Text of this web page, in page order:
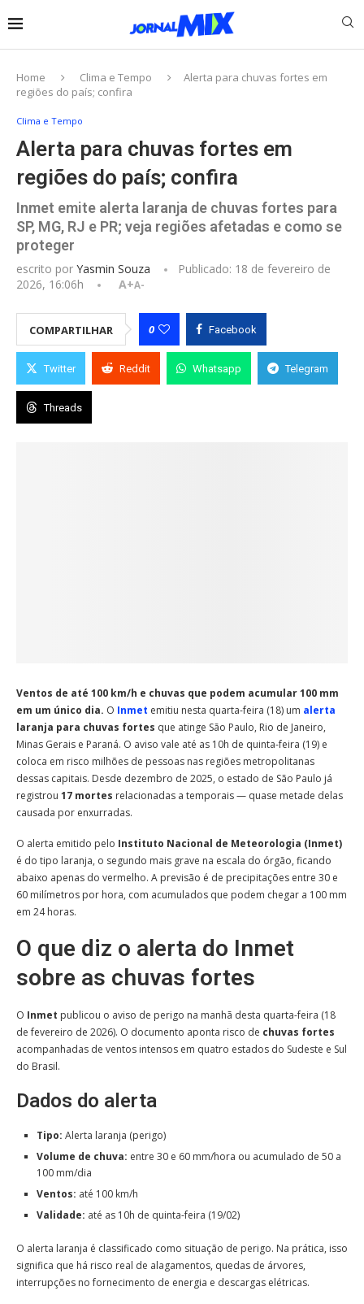
Home Clima e Tempo
Alerta para chuvas fortes em
regiões do país; confira
Clima e Tempo
Alerta para chuvas fortes em
regiões do país; confira
Inmet emite alerta laranja de chuvas fortes para
SP, MG, RJ e PR; veja regiões afetadas e como se
proteger
escrito por Yasmin Souza Publicado: 18 de fevereiro de
2026, 16:06h
A+A-
COMPARTILHAR 0 Facebook
Twitter Reddit Whatsapp Telegram
Threads
Ventos de até 100 km/h e chuvas que podem acumular 100 mm
em um único dia. O Inmet emitiu nesta quarta-feira (18) um alerta
laranja para chuvas fortes que atinge São Paulo, Rio de Janeiro,
Minas Gerais e Paraná. O aviso vale até as 10h de quinta-feira (19) e
coloca em risco milhões de pessoas nas regiões metropolitanas
dessas capitais. Desde dezembro de 2025, o estado de São Paulo já
registrou 17 mortes relacionadas a temporais — quase metade delas
causada por enxurradas.
O alerta emitido pelo Instituto Nacional de Meteorologia (Inmet)
é do tipo laranja, o segundo mais grave na escala do órgão, ficando
abaixo apenas do vermelho. A previsão é de precipitações entre 30 e
60 milímetros por hora, com acumulados que podem chegar a 100 mm
em 24 horas.
O que diz o alerta do Inmet
sobre as chuvas fortes
O Inmet publicou o aviso de perigo na manhã desta quarta-feira (18
de fevereiro de 2026). O documento aponta risco de chuvas fortes
acompanhadas de ventos intensos em quatro estados do Sudeste e Sul
do Brasil.
Dados do alerta
Tipo: Alerta laranja (perigo)
Volume de chuva: entre 30 e 60 mm/hora ou acumulado de 50 a
100 mm/dia
Ventos: até 100 km/h
Validade: até as 10h de quinta-feira (19/02)
O alerta laranja é classificado como situação de perigo. Na prática, isso
significa que há risco real de alagamentos, quedas de árvores,
interrupções no fornecimento de energia e descargas elétricas.